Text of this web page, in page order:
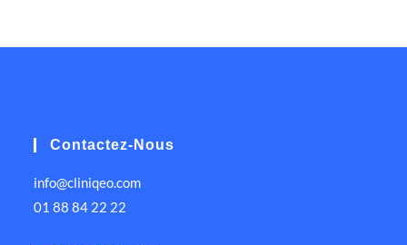
Contactez-Nous
info@cliniqeo.com
01 88 84 22 22